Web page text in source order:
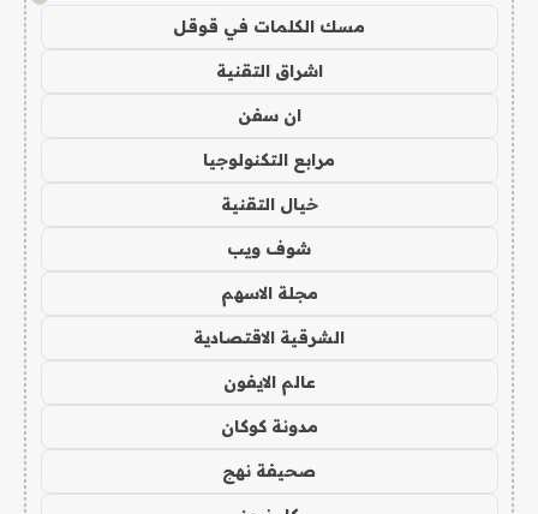
مسك الكلمات في قوقل
اشراق التقنية
ان سفن
مرابع التكنولوجيا
خيال التقنية
شوف ويب
مجلة الاسهم
الشرقية الاقتصادية
عالم الايفون
مدونة كوكان
صحيفة نهج